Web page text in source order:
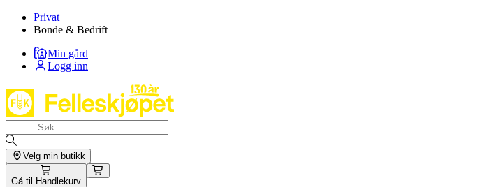
Privat
Bonde & Bedrift
Min gård
Logg inn
Velg min butikk
Gå til Handlekurv